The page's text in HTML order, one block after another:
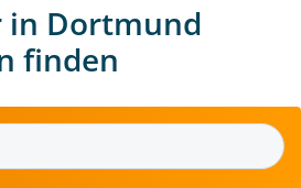
in Dortmund
finden